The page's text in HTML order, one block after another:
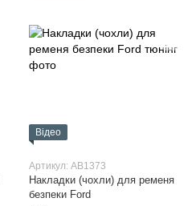
Відео
Артикул: AB1373
Накладки (чохли) для ременя
безпеки Ford